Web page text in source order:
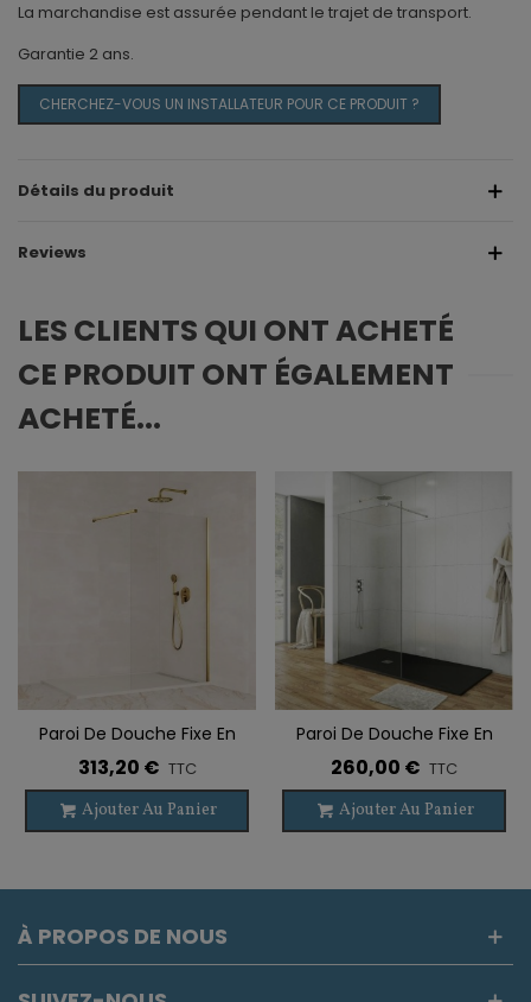
La marchandise est assurée pendant le trajet de transport.
Garantie 2 ans.
CHERCHEZ-VOUS UN INSTALLATEUR POUR CE PRODUIT ?
Détails du produit
Reviews
LES CLIENTS QUI ONT ACHETÉ
CE PRODUIT ONT ÉGALEMENT
ACHETÉ...
Paroi De Douche Fixe En
Acier Inoxydable SCREEN
OR BROSSÉ
313,20 € TTC
Ajouter Au Panier
Paroi De Douche Fixe En
Acier Inoxydable SCREEN
260,00 € TTC
Ajouter Au Panier
À PROPOS DE NOUS